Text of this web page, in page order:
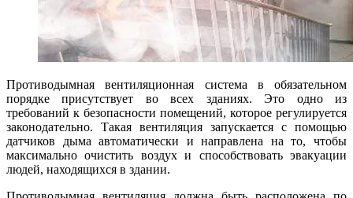
Противодымная вентиляционная система в обязательном
порядке присутствует во всех зданиях. Это одно из
требований к безопасности помещений, которое регулируется
законодательно. Такая вентиляция запускается с помощью
датчиков дыма автоматически и направлена на то, чтобы
максимально очистить воздух и способствовать эвакуации
людей, находящихся в здании.